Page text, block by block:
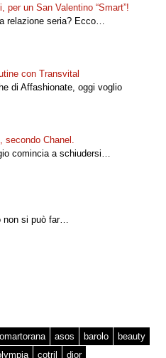
per un San Valentino “Smart”!
relazione seria? Ecco…
con Transvital
di Affashionate, oggi voglio
secondo Chanel.
comincia a schiudersi…
non si può far…
asos barolo
beauty
cotril dior